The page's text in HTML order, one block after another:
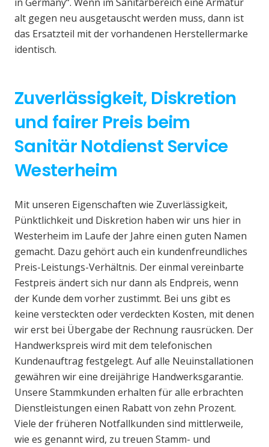
alt gegen neu ausgetauscht werden muss, dann ist
das Ersatzteil mit der vorhandenen Herstellermarke
identisch.
Zuverlässigkeit, Diskretion
und fairer Preis beim
Sanitär Notdienst Service
Westerheim
Mit unseren Eigenschaften wie Zuverlässigkeit,
Pünktlichkeit und Diskretion haben wir uns hier in
Westerheim im Laufe der Jahre einen guten Namen
gemacht. Dazu gehört auch ein kundenfreundliches
Preis-Leistungs-Verhältnis. Der einmal vereinbarte
Festpreis ändert sich nur dann als Endpreis, wenn
der Kunde dem vorher zustimmt. Bei uns gibt es
keine versteckten oder verdeckten Kosten, mit denen
wir erst bei Übergabe der Rechnung rausrücken. Der
Handwerkspreis wird mit dem telefonischen
Kundenauftrag festgelegt. Auf alle Neuinstallationen
gewähren wir eine dreijährige Handwerksgarantie.
Unsere Stammkunden erhalten für alle erbrachten
Dienstleistungen einen Rabatt von zehn Prozent.
Viele der früheren Notfallkunden sind mittlerweile,
wie es genannt wird, zu treuen Stamm- und